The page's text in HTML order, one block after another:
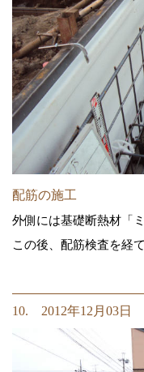
配筋の施工
外側には基礎断熱材「
この後、配筋検査を経
10. 2012年12月03日